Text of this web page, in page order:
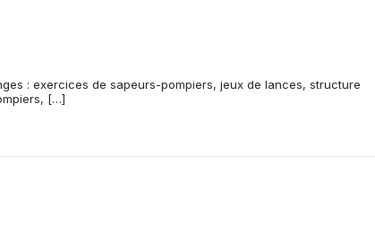
: exercices de sapeurs-pompiers, jeux de lances, structure
[…]